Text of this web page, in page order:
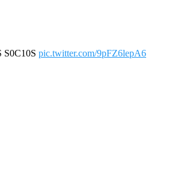
S0C10S pic.twitter.com/9pFZ6lepA6